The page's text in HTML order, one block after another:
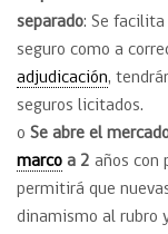
separado: Se
seguro como a
adjudicación,
seguros licitados.
o Se abre el
marco a 2 años con
permitirá que
dinamismo al rubro